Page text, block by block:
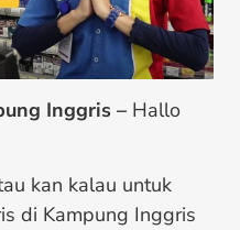
Inggris – Hallo
kan kalau untuk
di Kampung Inggris